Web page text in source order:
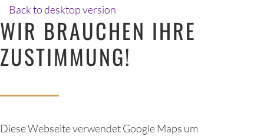
Back to desktop version
WIR BRAUCHEN IHRE
ZUSTIMMUNG!
Diese Webseite verwendet Google Maps um